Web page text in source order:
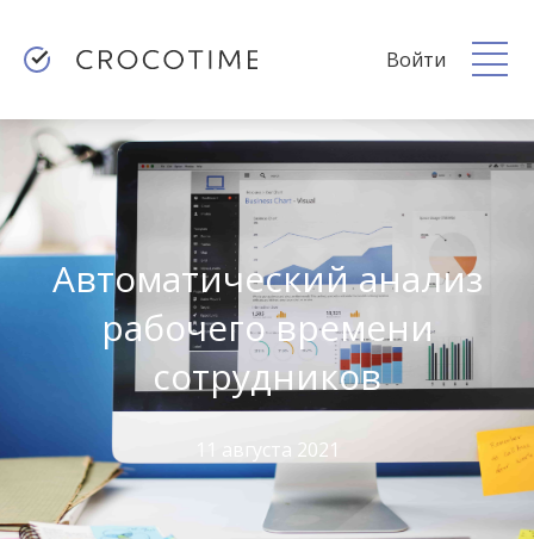
Войти
Автоматический анализ
рабочего времени
сотрудников
11 августа 2021